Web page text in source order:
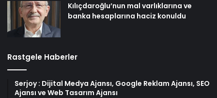
Kılıçdaroğlu’nun mal varlıklarına ve
banka hesaplarına haciz konuldu
Rastgele Haberler
Serjoy : Dijital Medya Ajansı, Google Reklam Ajansı, SEO
Ajansı ve Web Tasarım Ajansı